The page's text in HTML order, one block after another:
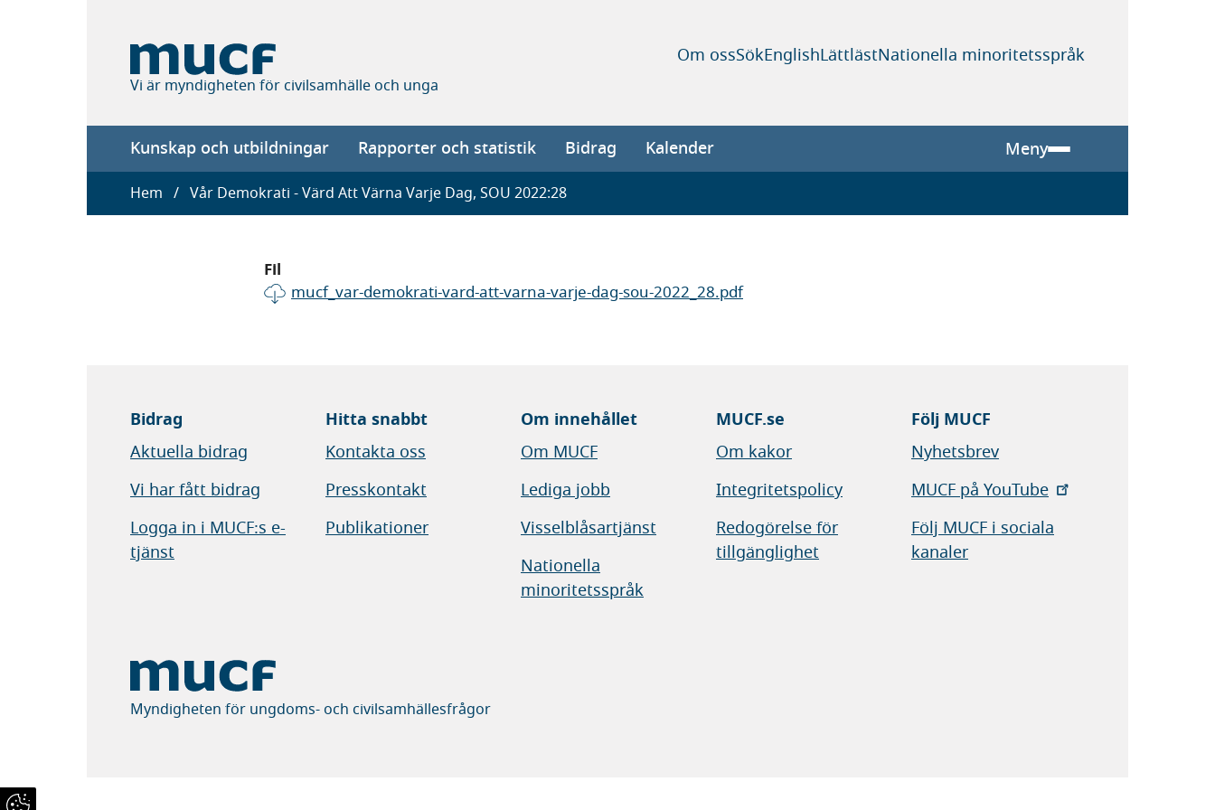
Vi är myndigheten för civilsamhälle och unga
Om ossSökEnglishLättlästNationella minoritetsspråk
Main
navigation
Kunskap och utbildningar Rapporter och statistik Bidrag Kalender Meny
Länkstig
Hem Vår Demokrati - Värd Att Värna Varje Dag, SOU 2022:28
Fil
mucf_var-demokrati-vard-att-varna-varje-dag-sou-2022_28.pdf
Bidrag
Aktuella bidrag
Vi har fått bidrag
Logga in i MUCF:s e-
tjänst
Hitta snabbt
Kontakta oss
Presskontakt
Publikationer
Om innehållet
Om MUCF
Lediga jobb
Visselblåsartjänst
Nationella
minoritetsspråk
MUCF.se
Om kakor
Integritetspolicy
Redogörelse för
tillgänglighet
Följ MUCF
Nyhetsbrev
MUCF på YouTube
Följ MUCF i sociala
kanaler
Myndigheten för ungdoms- och civilsamhällesfrågor